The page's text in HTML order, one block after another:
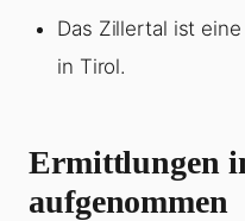
Das Zillertal ist
in Tirol.
Ermittlungen
aufgenommen